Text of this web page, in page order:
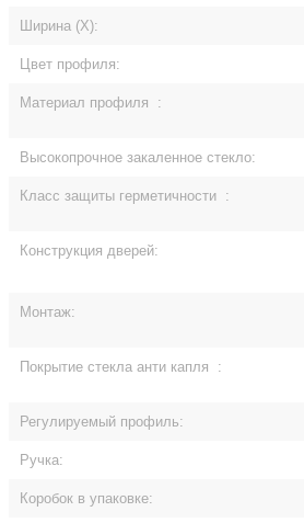
Ширина (Х):
Цвет профиля:
Материал профиля :
Высокопрочное закаленное стекло:
Класс защиты герметичности :
Конструкция дверей:
Монтаж:
Покрытие стекла анти капля :
Регулируемый профиль:
Ручка:
Коробок в упаковке: